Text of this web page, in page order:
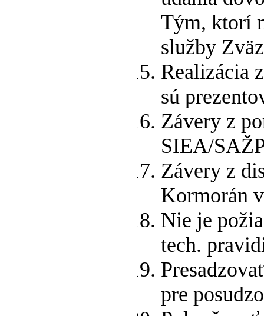
Tým, ktorí
služby
Realizácia
sú
Závery z
SIEA/
Závery z
Kormorán
Nie je
tech.
pre